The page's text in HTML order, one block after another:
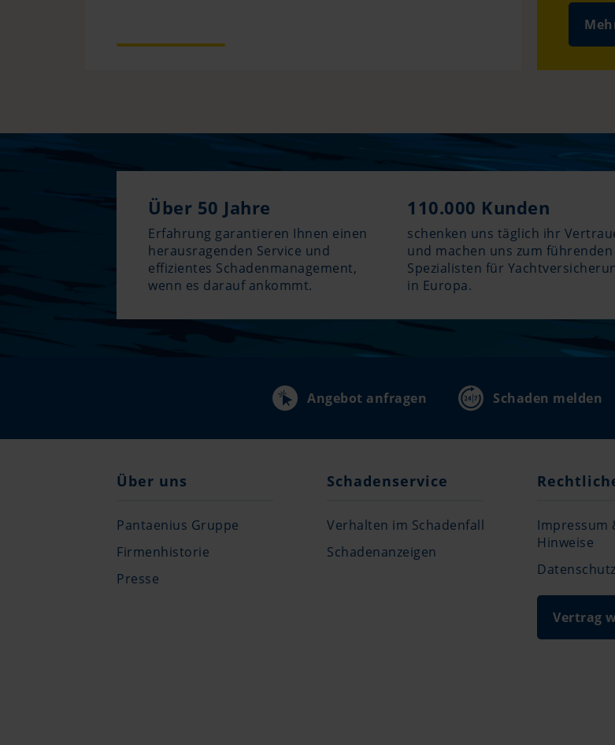
Über 50 Jahre
Erfahrung garantieren Ihnen einen
herausragenden Service und
effizientes Schadenmanagement,
wenn es darauf ankommt.
110.000 Kunden
schenken uns täglich ihr
und machen uns zum führenden
Spezialisten für
in Europa.
Angebot anfragen Schaden melden
Über uns
Pantaenius Gruppe
Firmenhistorie
Presse
Schadenservice
Verhalten im Schadenfall
Schadenanzeigen
Impressum
Hinweise
Datenschutz
Vertrag